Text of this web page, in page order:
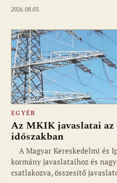
2026.08.03.
EGYÉB
Az MKIK javaslatai az
időszakban
A Magyar Kereskedelmi és
kormány javaslataihoz és
csatlakozva, összesítő